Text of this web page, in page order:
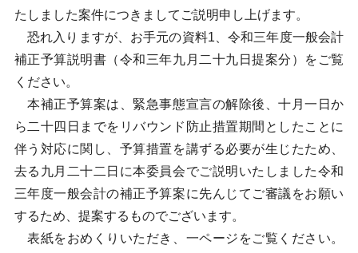
たしました案件につきましてご説明申し上げます。
恐れ入りますが、お手元の資料1、令和三年度一般会計
補正予算説明書（令和三年九月二十九日提案分）をご覧
ください。
本補正予算案は、緊急事態宣言の解除後、十月一日か
ら二十四日までをリバウンド防止措置期間としたことに
伴う対応に関し、予算措置を講ずる必要が生じたため、
去る九月二十二日に本委員会でご説明いたしました令和
三年度一般会計の補正予算案に先んじてご審議をお願い
するため、提案するものでございます。
表紙をおめくりいただき、一ページをご覧ください。